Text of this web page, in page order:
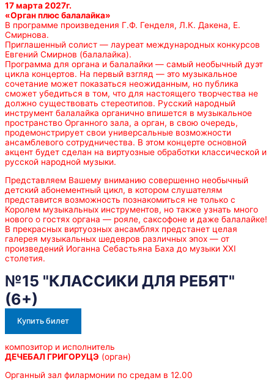
17 марта 2027г.
«Орган плюс балалайка»
В программе произведения Г.Ф. Генделя, Л.К. Дакена, Е.
Смирнова.
Приглашенный солист — лауреат международных конкурсов
Евгений Смирнов (балалайка).
Программа для органа и балалайки — самый необычный дуэт
цикла концертов. На первый взгляд — это музыкальное
сочетание может показаться неожиданным, но публика
сможет убедиться в том, что для настоящего творчества не
должно существовать стереотипов. Русский народный
инструмент балалайка органично впишется в музыкальное
пространство Органного зала, а орган, в свою очередь,
продемонстрирует свои универсальные возможности
ансамблевого сотрудничества. В этом концерте основной
акцент будет сделан на виртуозные обработки классической и
русской народной музыки.
Представляем Вашему вниманию совершенно необычный
детский абонементный цикл, в котором слушателям
представится возможность познакомиться не только с
Королем музыкальных инструментов, но также узнать много
нового о гостях органа — рояле, саксофоне и даже балалайке!
В прекрасных виртуозных ансамблях предстанет целая
галерея музыкальных шедевров различных эпох — от
произведений Иоганна Себастьяна Баха до музыки XXI
столетия.
№15 "КЛАССИКИ ДЛЯ РЕБЯТ"
(6+)
Купить билет
композитор и исполнитель
ДЕЧЕБАЛ ГРИГОРУЦЭ (орган)
Органный зал филармонии по средам в 12.00